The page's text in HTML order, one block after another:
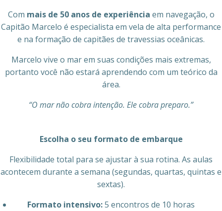
Com mais de 50 anos de experiência em navegação, o
Capitão Marcelo é especialista em vela de alta performance
e na formação de capitães de travessias oceânicas.
Marcelo vive o mar em suas condições mais extremas,
portanto você não estará aprendendo com um teórico da
área.
“O mar não cobra intenção. Ele cobra preparo.”
Escolha o seu formato de embarque
Flexibilidade total para se ajustar à sua rotina. As aulas
acontecem durante a semana (segundas, quartas, quintas e
sextas).
Formato intensivo:5 encontros de 10 horas